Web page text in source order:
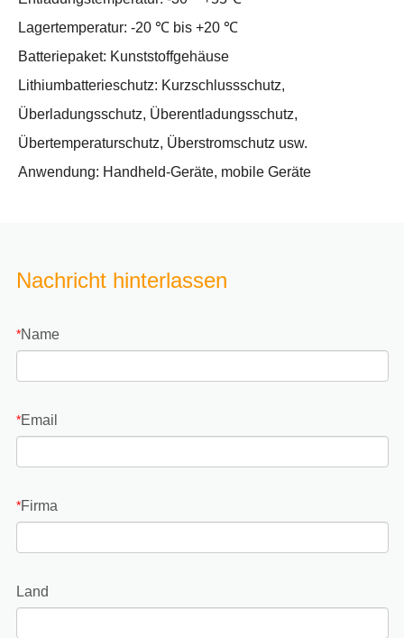
Lagertemperatur: -20 ℃ bis +20 ℃
Batteriepaket: Kunststoffgehäuse
Lithiumbatterieschutz: Kurzschlussschutz,
Überladungsschutz, Überentladungsschutz,
Übertemperaturschutz, Überstromschutz usw.
Anwendung: Handheld-Geräte, mobile Geräte
Nachricht hinterlassen
*Name
*Email
*Firma
Land